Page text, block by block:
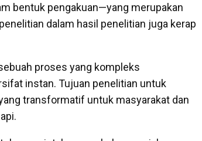
bentuk pengakuan—yang merupakan
dalam hasil penelitian juga kerap
proses yang kompleks
instan. Tujuan penelitian untuk
transformatif untuk masyarakat dan